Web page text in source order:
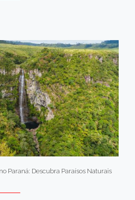
Paraná: Descubra Paraísos Naturais